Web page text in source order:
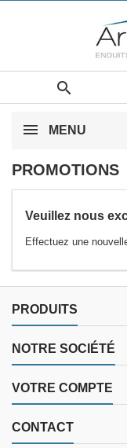

MENU
PROMOTIONS
Veuillez nous
Effectuez une
PRODUITS
NOTRE SOCIÉTÉ
VOTRE COMPTE
CONTACT